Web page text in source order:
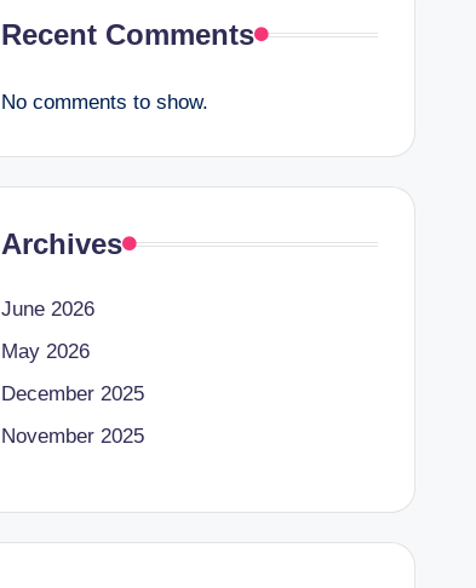
Recent Comments
No comments to show.
Archives
June 2026
May 2026
December 2025
November 2025